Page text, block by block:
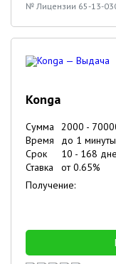
№ Лицензии 65-13-
Konga
Сумма 2000 -
Время
до 1 минуты
Срок
10 - 168
Ставка
от0.65%
Получение: